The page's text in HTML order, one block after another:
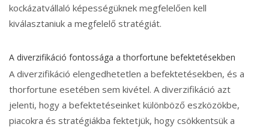
kockázatvállaló képességüknek megfelelően kell
kiválasztaniuk a megfelelő stratégiát.
A diverzifikáció fontossága a thorfortune befektetésekben
A diverzifikáció elengedhetetlen a befektetésekben, és a
thorfortune esetében sem kivétel. A diverzifikáció azt
jelenti, hogy a befektetéseinket különböző eszközökbe,
piacokra és stratégiákba fektetjük, hogy csökkentsük a